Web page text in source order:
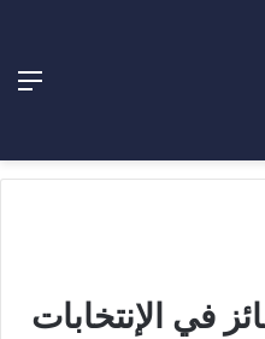
في الإنتخابات